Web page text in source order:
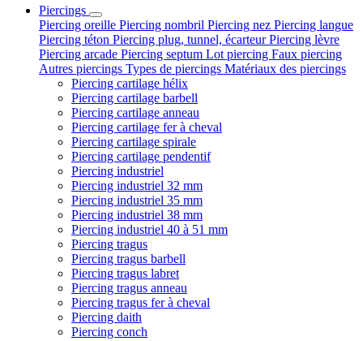
Piercings
Piercing oreille Piercing nombril Piercing nez Piercing langue
Piercing téton Piercing plug, tunnel, écarteurPiercing lèvre
Piercing arcade Piercing septum Lot piercing Faux piercing
Autres piercings Types de piercings Matériaux des piercings
Piercing cartilage hélix
Piercing cartilage barbell
Piercing cartilage anneau
Piercing cartilage fer à cheval
Piercing cartilage spirale
Piercing cartilage pendentif
Piercing industriel
Piercing industriel 32 mm
Piercing industriel 35 mm
Piercing industriel 38 mm
Piercing industriel 40 à 51 mm
Piercing tragus
Piercing tragus barbell
Piercing tragus labret
Piercing tragus anneau
Piercing tragus fer à cheval
Piercing daith
Piercing conch